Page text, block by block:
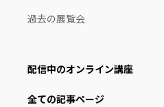
過去の展覧会
配信中のオンライン講座
全ての記事ページ